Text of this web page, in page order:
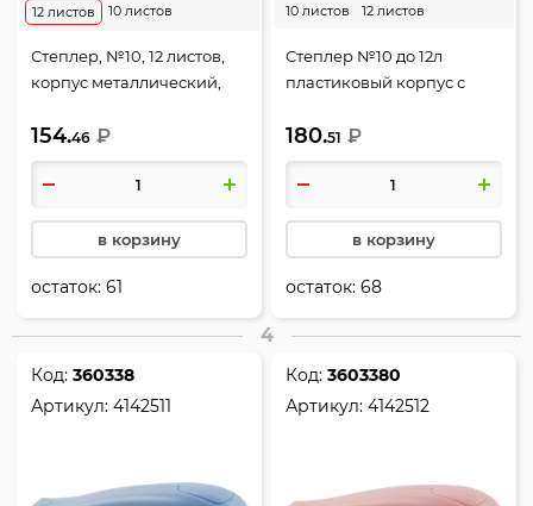
10 листов
12 листов
Степлер, №10, 12 листов,
корпус металлический,
вида, deVENTE, 4142805
154.46 ₽
в корзину
остаток:61
10 листов 12 листов
Степлер №10 до 12л
пластиковый корпус с
Soft Touch 4142804
ассорти 2 вида
180.51 ₽
в корзину
остаток:68
4
Код:360338
Артикул:4142511
Код:3603380
Артикул:4142512